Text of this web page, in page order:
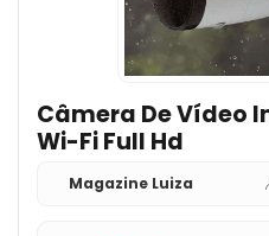
Câmera De Vídeo
Wi-Fi Full Hd
Magazine Luiza